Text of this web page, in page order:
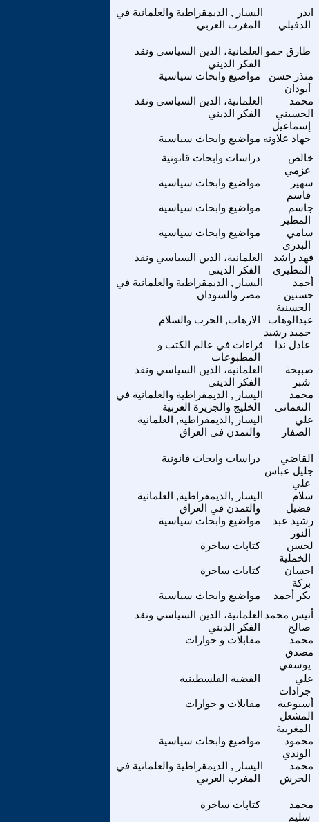
اليسار , الديمقراطية والعلمانية في
المغرب العربي
ايدر
الدفيلي
العلمانية، الدين السياسي ونقد
الفكر الديني
طارق حمو
مواضيع وابحاث سياسية
منذر حسن
أبودان
العلمانية، الدين السياسي ونقد
الفكر الديني
محمد
الحسيني
إسماعيل
مواضيع وابحاث سياسية جهاد علاونه
دراسات وابحاث قانونية
خالص
عزمي
مواضيع وابحاث سياسية
سهير
قاسم
مواضيع وابحاث سياسية
جاسم
المطير
مواضيع وابحاث سياسية
سامي
البدري
العلمانية، الدين السياسي ونقد
الفكر الديني
فهد راشد
المطيري
اليسار , الديمقراطية والعلمانية في
مصر والسودان
أحمد
حسنين
الحسنية
الارهاب, الحرب والسلام
عبدالوهاب
حميد رشيد
قراءات في عالم الكتب و
المطبوعات
عادل ندا
العلمانية، الدين السياسي ونقد
الفكر الديني
صبيحة
شبر
اليسار , الديمقراطية والعلمانية في
الخليج والجزيرة العربية
محمد
النعماني
اليسار ,الديمقراطية, العلمانية
والتمدن في العراق
علي
الصفار
دراسات وابحاث قانونية
القاضي
جليل عباس
علي
اليسار ,الديمقراطية, العلمانية
والتمدن في العراق
سلام
فضيل
مواضيع وابحاث سياسية
رشيد عبد
النور
كتابات ساخرة
لحسن
الخملية
كتابات ساخرة
احسان
بركة
مواضيع وابحاث سياسية بكر أحمد
العلمانية، الدين السياسي ونقد
الفكر الديني
أنيس محمد
صالح
مقابلات و حوارات
محمد
مصدق
يوسفي
القضية الفلسطينية
علي
جرادات
مقابلات و حوارات
أسبوعية
المشعل
المغربية
مواضيع وابحاث سياسية
محمود
الوندي
اليسار , الديمقراطية والعلمانية في
المغرب العربي
محمد
الحرش
كتابات ساخرة
محمد
سليم